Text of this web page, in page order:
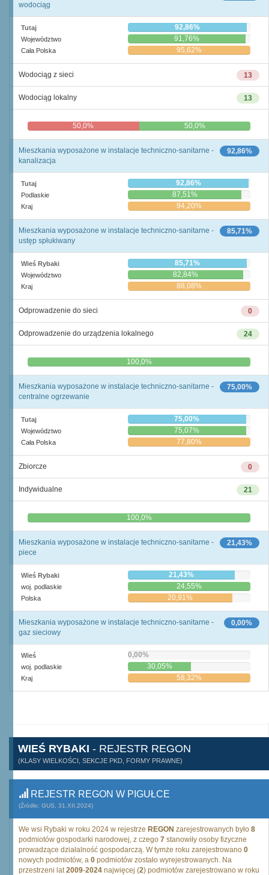
wodociąg
Tutaj 92,86%
Województwo 91,76%
Cała Polska 95,62%
13
Wodociąg z sieci
13
Wodociąg lokalny
50,0% 50,0%
92,86%
Mieszkania wyposażone w instalacje techniczno-sanitarne -
kanalizacja
Tutaj 92,86%
Podlaskie 87,51%
Kraj 94,20%
85,71%
Mieszkania wyposażone w instalacje techniczno-sanitarne -
ustęp spłukiwany
Wieś Rybaki 85,71%
Województwo 82,84%
Kraj 88,08%
0
Odprowadzenie do sieci
24
Odprowadzenie do urządzenia lokalnego
0,0% 100,0%
75,00%
Mieszkania wyposażone w instalacje techniczno-sanitarne -
centralne ogrzewanie
Tutaj 75,00%
Województwo 75,07%
Cała Polska 77,80%
0
Zbiorcze
21
Indywidualne
0,0% 100,0%
21,43%
Mieszkania wyposażone w instalacje techniczno-sanitarne -
piece
Wieś Rybaki 21,43%
woj. podlaskie 24,55%
Polska 20,91%
0,00%
Mieszkania wyposażone w instalacje techniczno-sanitarne -
gaz sieciowy
Wieś 0,00%
woj. podlaskie 30,05%
Kraj 58,32%
WIEŚ RYBAKI - REJESTR REGON
(KLASY WIELKOŚCI, SEKCJE PKD, FORMY PRAWNE)
REJESTR REGON W PIGUŁCE
(Źródło: GUS, 31.XII.2024)
We wsi Rybaki w roku 2024 w rejestrze REGON zarejestrowanych było 8
podmiotów gospodarki narodowej, z czego 7 stanowiły osoby fizyczne
prowadzące działalność gospodarczą. W tymże roku zarejestrowano 0
nowych podmiotów, a 0 podmiotów zostało wyrejestrowanych. Na
przestrzeni lat2009-2024 najwięcej (2) podmiotów zarejestrowano w roku